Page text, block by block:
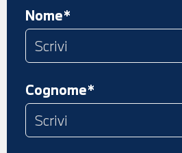
Nome*
Cognome*